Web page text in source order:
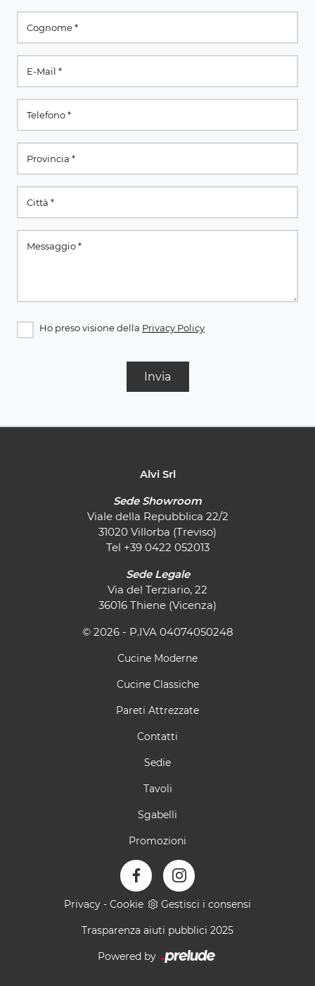
Ho preso visione della Privacy Policy
Invia
Alvi Srl
Sede Showroom
Viale della Repubblica 22/2
31020 Villorba (Treviso)
Tel +39 0422 052013
Sede Legale
Via del Terziario, 22
36016 Thiene (Vicenza)
© 2026 - P.IVA 04074050248
Cucine Moderne
Cucine Classiche
Pareti Attrezzate
Contatti
Sedie
Tavoli
Sgabelli
Promozioni
Privacy - Cookie Gestisci i consensi
Trasparenza aiuti pubblici 2025
Powered by